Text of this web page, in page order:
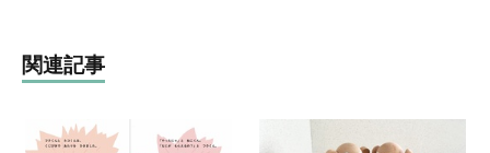
関連記事